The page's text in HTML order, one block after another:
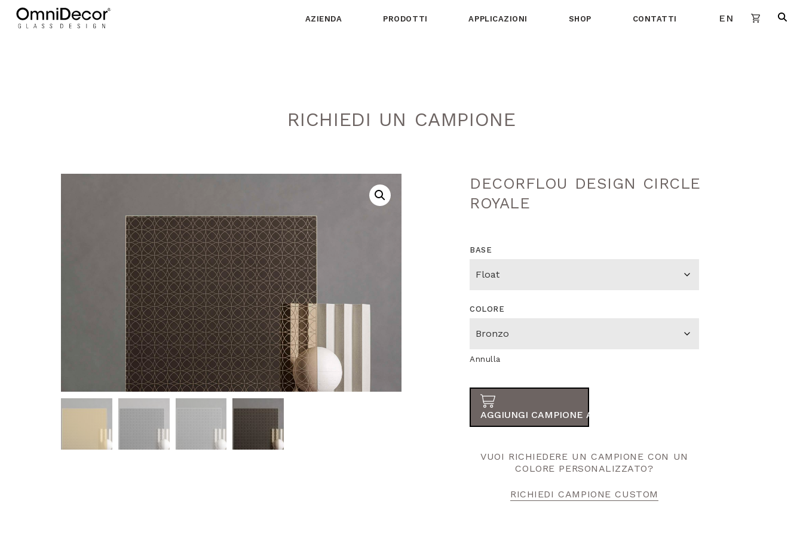
AZIENDA PRODOTTI APPLICAZIONI SHOP CONTATTI EN
RICHIEDI UN CAMPIONE
DECORFLOU DESIGN CIRCLE
ROYALE
BASE
COLORE
Annulla
AGGIUNGI CAMPIONE AL TUO ORDINE
VUOI RICHIEDERE UN CAMPIONE CON UN
COLORE PERSONALIZZATO?
RICHIEDI CAMPIONE CUSTOM